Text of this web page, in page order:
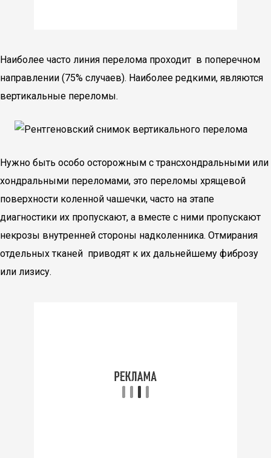
Наиболее часто линия перелома проходит в поперечном
направлении (75% случаев). Наиболее редкими, являются
вертикальные переломы.
Нужно быть особо осторожным с трансхондральными или
хондральными переломами, это переломы хрящевой
поверхности коленной чашечки, часто на этапе
диагностики их пропускают, а вместе с ними пропускают
некрозы внутренней стороны надколенника. Отмирания
отдельных тканей приводят к их дальнейшему фиброзу
или лизису.